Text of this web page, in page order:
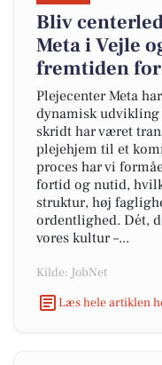
Bliv
Meta i Vejle
fremtiden for
Plejecenter Meta
dynamisk udvikling
skridt har været
plejehjem til et
proces har vi
fortid og nutid,
struktur, høj
ordentlighed. Dét,
vores kultur –...
Kilde: JobNet
Læs hele artiklen